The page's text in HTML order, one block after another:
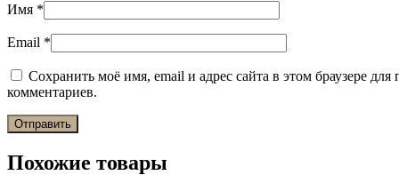
Имя *
Email *
Сохранить моё имя, email и адрес сайта в этом браузере
комментариев.
Похожие товары